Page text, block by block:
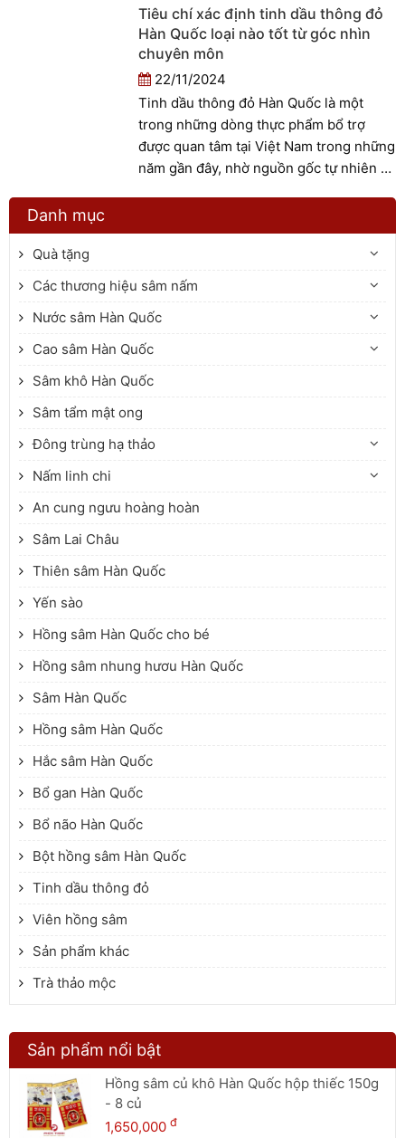
thống, sản phẩm này được ứng dụng
phổ biến tại Hàn Quốc và một số quốc
gia châu Á, đặc biệt trong các chương
trình hỗ trợ tăng cường thể trạng, thanh
lọc cơ thể và cải thiện chất lượng sống.
Bài viết này nhằm cung cấp cái nhìn
tổng quan về đặc điểm sản phẩm và
những tiềm năng ứng dụng thực tiễn
Tiêu chí xác định tinh dầu thông đỏ
Hàn Quốc loại nào tốt từ góc nhìn
chuyên môn
22/11/2024
Tinh dầu thông đỏ Hàn Quốc là một
trong những dòng thực phẩm bổ trợ
được quan tâm tại Việt Nam trong những
năm gần đây, nhờ nguồn gốc tự nhiên và
mẫu mã và mức giá khiến người tiêu
dùng không dễ phân biệt sản phẩm chất
lượng cao với hàng trôi nổi. Từ góc nhìn
cần dựa vào các tiêu chí khoa học như
nguồn nguyên liệu, công nghệ chiết
an toàn. Bài viết này trình bày hệ thống
các tiêu chí khách quan giúp người đọc
Hàn Quốc phù hợp và đáng tin cậy.
Danh mục
Quà tặng
Các thương hiệu sâm nấm
Nước sâm Hàn Quốc
Cao sâm Hàn Quốc
Sâm khô Hàn Quốc
Sâm tẩm mật ong
Đông trùng hạ thảo
Nấm linh chi
An cung ngưu hoàng hoàn
Sâm Lai Châu
Thiên sâm Hàn Quốc
Yến sào
Hồng sâm Hàn Quốc cho bé
Hồng sâm nhung hươu Hàn Quốc
Sâm Hàn Quốc
Hồng sâm Hàn Quốc
Hắc sâm Hàn Quốc
Bổ gan Hàn Quốc
Bổ não Hàn Quốc
Bột hồng sâm Hàn Quốc
Tinh dầu thông đỏ
Viên hồng sâm
Sản phẩm khác
Trà thảo mộc
Sản phẩm nổi bật
Hồng sâm củ khô Hàn Quốc hộp thiếc 150g
- 8 củ
1,650,000 đ